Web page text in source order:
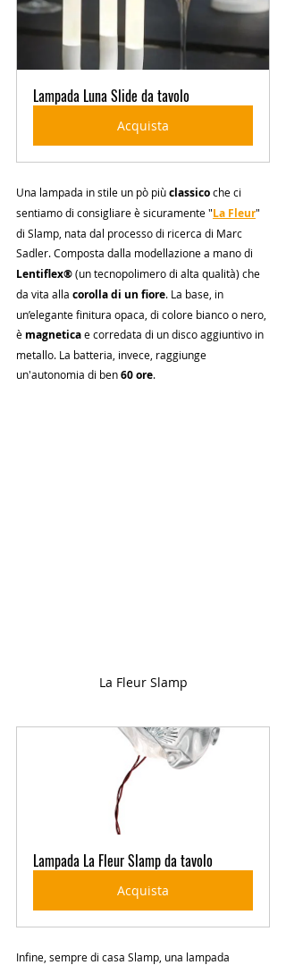
Lampada Luna Slide da tavolo
Acquista
Una lampada in stile un pò più classico che ci
sentiamo di consigliare è sicuramente "La Fleur"
di Slamp, nata dal processo di ricerca di Marc
Sadler. Composta dalla modellazione a mano di
Lentiflex® (un tecnopolimero di alta qualità) che
da vita alla corolla di un fiore. La base, in
un’elegante finitura opaca, di colore bianco o nero,
è magnetica e corredata di un disco aggiuntivo in
metallo. La batteria, invece, raggiunge
un'autonomia di ben 60 ore.
La Fleur Slamp
Lampada La Fleur Slamp da tavolo
Acquista
Infine, sempre di casa Slamp, una lampada